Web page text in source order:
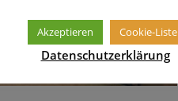
Akzeptieren Cookie-Liste
Datenschutzerklärung